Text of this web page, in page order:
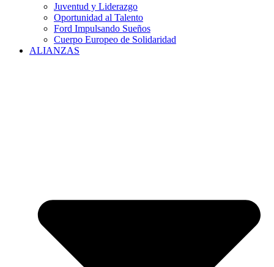
Juventud y Liderazgo
Oportunidad al Talento
Ford Impulsando Sueños
Cuerpo Europeo de Solidaridad
ALIANZAS